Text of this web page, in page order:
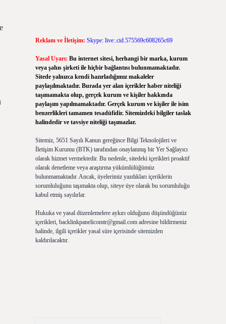
Reklam ve İletişim: Skype: live:.cid.575569c608265c69
Yasal Uyarı: Bu internet sitesi, herhangi bir marka, kurum
veya şahıs şirketi ile hiçbir bağlantısı bulunmamaktadır.
Sitede yalnızca kendi hazırladığımız makaleler
paylaşılmaktadır. Burada yer alan içerikler haber niteliği
taşımamakta olup, gerçek kurum ve kişiler hakkında
paylaşım yapılmamaktadır. Gerçek kurum ve kişiler ile isim
benzerlikleri tamamen tesadüfidir. Sitemizdeki bilgiler taslak
halindedir ve tavsiye niteliği taşımazlar.
Sitemiz, 5651 Sayılı Kanun gereğince Bilgi Teknolojileri ve
İletişim Kurumu (BTK) tarafından onaylanmış bir Yer Sağlayıcı
olarak hizmet vermektedir. Bu nedenle, sitedeki içerikleri proaktif
olarak denetleme veya araştırma yükümlülüğümüz
bulunmamaktadır. Ancak, üyelerimiz yazdıkları içeriklerin
sorumluluğunu taşımakta olup, siteye üye olarak bu sorumluluğu
kabul etmiş sayılırlar.
Hukuka ve yasal düzenlemelere aykırı olduğunu düşündüğünüz
içerikleri, backlinkpanelicomtr@gmail.comadresine bildirmeniz
halinde, ilgili içerikler yasal süre içerisinde sitemizden
kaldırılacaktır.